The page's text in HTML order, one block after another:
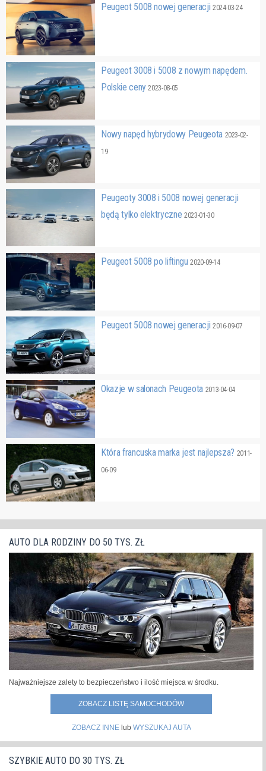
Peugeot 5008 nowej generacji 2024-03-24
Peugeot 3008 i 5008 z nowym napędem.
Polskie ceny2023-08-05
Nowy napęd hybrydowy Peugeota 2023-02-
19
Peugeoty 3008 i 5008 nowej generacji
będą tylko elektryczne 2023-01-30
Peugeot 5008 po liftingu2020-09-14
Peugeot 5008 nowej generacji 2016-09-07
Okazje w salonach Peugeota 2013-04-04
Która francuska marka jest najlepsza? 2011-
06-09
AUTO DLA RODZINY DO 50 TYS. ZŁ
Najważniejsze zalety to bezpieczeństwo i ilość miejsca w środku.
ZOBACZ LISTĘ SAMOCHODÓW
ZOBACZ INNElub WYSZUKAJ AUTA
SZYBKIE AUTO DO 30 TYS. ZŁ